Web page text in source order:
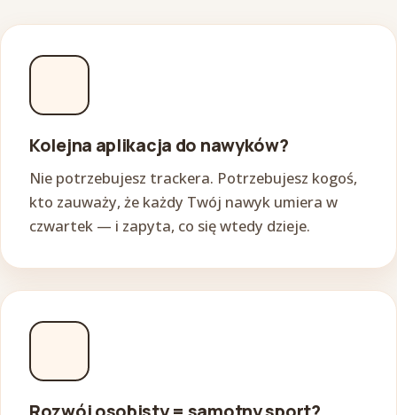
Kolejna aplikacja do nawyków?
Nie potrzebujesz trackera. Potrzebujesz kogoś,
kto zauważy, że każdy Twój nawyk umiera w
czwartek — i zapyta, co się wtedy dzieje.